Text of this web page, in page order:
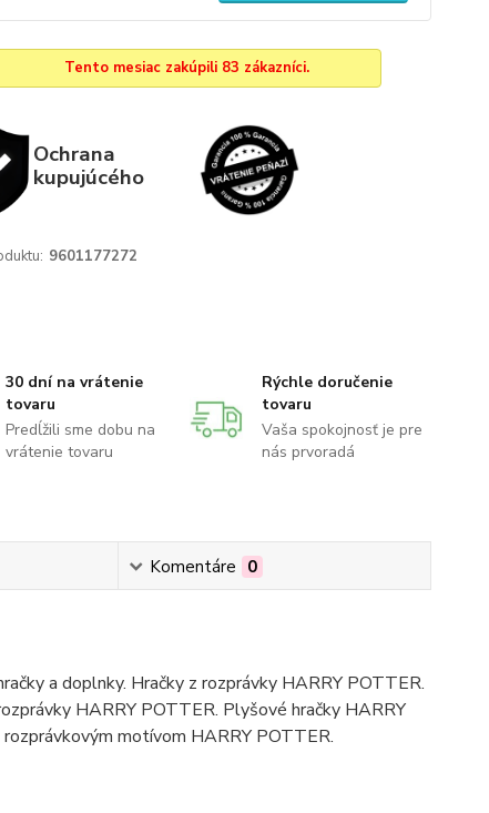
Tento mesiac zakúpili 83 zákazníci.
Ochrana
kupujúcého
9601177272
30 dní na vrátenie
tovaru
Predĺžili sme dobu na
vrátenie tovaru
Rýchle doručenie
tovaru
Vaša spokojnosť je pre
nás prvoradá
Komentáre 0
a doplnky. Hračky z rozprávky HARRY POTTER.
HARRY POTTER. Plyšové hračky HARRY
motívom HARRY POTTER.